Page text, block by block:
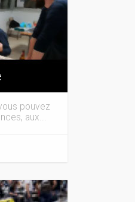
pouvez
aux...